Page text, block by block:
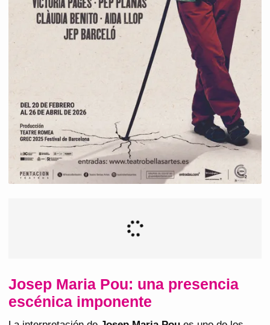
Josep Maria Pou: una presencia
escénica imponente